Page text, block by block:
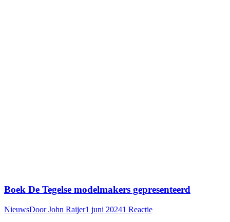
Boek De Tegelse modelmakers gepresenteerd
NieuwsDoorJohn Raijer1 juni 20241 Reactie